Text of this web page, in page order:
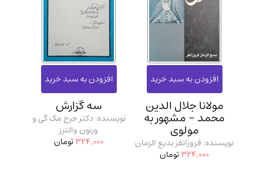
مولانا جلال الدین
محمد - مشهور به
مولوی
نویسنده: فروزانفر بدیع الزمان
324,000تومان
سه گزارش
نویسنده: دکتر جرج مک گی و
ورنون والترز
324,000تومان